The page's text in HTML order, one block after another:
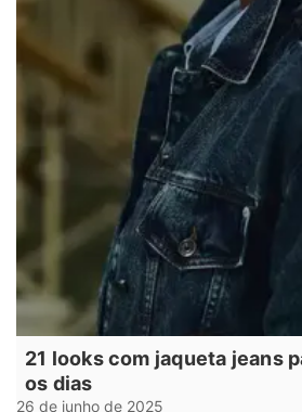
21 looks com jaqueta jeans
os dias
26 de junho de 2025